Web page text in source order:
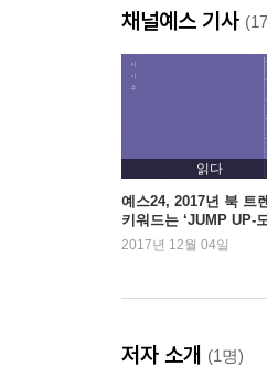
혼자 걷는 길은 없
그대에게 가는 먼
비전 퀘스트 _삶
웃지 않으면 어떻
나의 노래는 _잘못
아름다움이란 무엇
장소는 쉽게 속살
마지막으로 춤춘 것
운디드 힐러 _상처
채널예스 기사
읽다
예스24, 2017년 북 트
키워드는 ‘JUMP UP-
2017년 12월 04일
저자 소개 (1명)